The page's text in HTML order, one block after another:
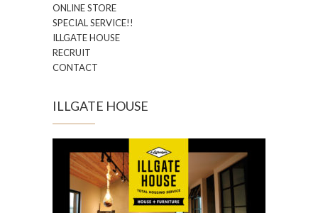
ONLINE STORE
SPECIAL SERVICE!!
ILLGATE HOUSE
RECRUIT
CONTACT
ILLGATE HOUSE